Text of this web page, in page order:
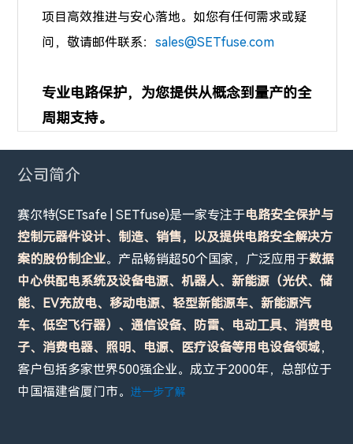
项目高效推进与安心落地。如您有任何需求或疑
问，敬请邮件联系：sales@SETfuse.com
专业电路保护，为您提供从概念到量产的全
周期支持。
公司简介
赛尔特(SETsafe | SETfuse)是一家专注于电路安全保护与
控制元器件设计、制造、销售，以及提供电路安全解决方
案的股份制企业。产品畅销超50个国家，广泛应用于数据
中心供配电系统及设备电源、机器人、新能源（光伏、储
能、EV充放电、移动电源、轻型新能源车、新能源汽
车、低空飞行器）、通信设备、防雷、电动工具、消费电
子、消费电器、照明、电源、医疗设备等用电设备领域，
客户包括多家世界500强企业。成立于2000年，总部位于
中国福建省厦门市。进一步了解